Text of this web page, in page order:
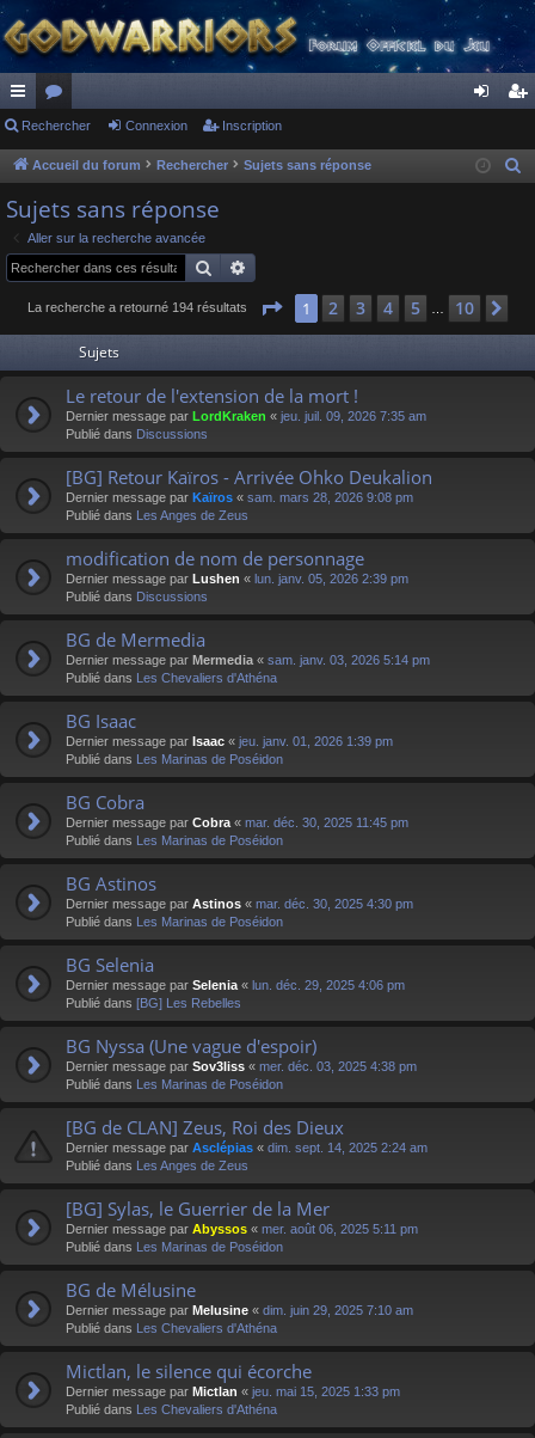
ac
co
ur
ci
s
or
u
s
ne cri
Rechercher Connexion Inscription
Accueil du forum Rechercher Sujets sans réponse
e
Sujets sans réponse
Aller sur la recherche avancée
Rechercher
La recherche a retourné 194 résultats Page 1sur 10
1 2 3 4 5 10
Sujets
Le retour de l'extension de la mort !
Dernier message par LordKraken « jeu. juil. 09, 2026 7:35 am
Publié dans Discussions
[BG] Retour Kaïros - Arrivée Ohko Deukalion
Dernier message par Kaïros « sam. mars 28, 2026 9:08 pm
Publié dans Les Anges de Zeus
modification de nom de personnage
Dernier message par Lushen « lun. janv. 05, 2026 2:39 pm
Publié dans Discussions
BG de Mermedia
Dernier message par Mermedia « sam. janv. 03, 2026 5:14 pm
Publié dans Les Chevaliers d'Athéna
BG Isaac
Dernier message par Isaac « jeu. janv. 01, 2026 1:39 pm
Publié dans Les Marinas de Poséidon
BG Cobra
Dernier message par Cobra « mar. déc. 30, 2025 11:45 pm
Publié dans Les Marinas de Poséidon
BG Astinos
Dernier message par Astinos « mar. déc. 30, 2025 4:30 pm
Publié dans Les Marinas de Poséidon
BG Selenia
Dernier message par Selenia « lun. déc. 29, 2025 4:06 pm
Publié dans [BG] Les Rebelles
BG Nyssa (Une vague d'espoir)
Dernier message par Sov3liss « mer. déc. 03, 2025 4:38 pm
Publié dans Les Marinas de Poséidon
[BG de CLAN] Zeus, Roi des Dieux
Dernier message par Asclépias « dim. sept. 14, 2025 2:24 am
Publié dans Les Anges de Zeus
[BG] Sylas, le Guerrier de la Mer
Dernier message par Abyssos « mer. août 06, 2025 5:11 pm
Publié dans Les Marinas de Poséidon
BG de Mélusine
Dernier message par Melusine « dim. juin 29, 2025 7:10 am
Publié dans Les Chevaliers d'Athéna
Mictlan, le silence qui écorche
Dernier message par Mictlan « jeu. mai 15, 2025 1:33 pm
Publié dans Les Chevaliers d'Athéna